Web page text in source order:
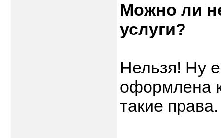
Можно ли
услуги?
Нельзя! Ну
оформлена
такие права.